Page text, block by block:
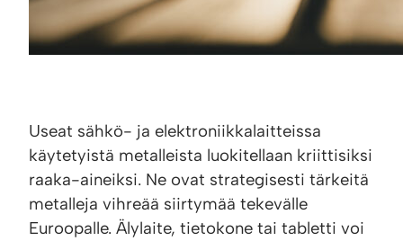
Useat sähkö- ja elektroniikkalaitteissa
käytetyistä metalleista luokitellaan kriittisiksi
raaka-aineiksi. Ne ovat strategisesti tärkeitä
metalleja vihreää siirtymää tekevälle
Euroopalle. Älylaite, tietokone tai tabletti voi